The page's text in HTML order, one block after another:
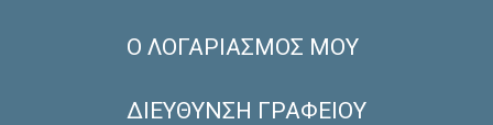
Ο ΛΟΓΑΡΙΑΣΜΌΣ ΜΟΥ
ΔΙΕΎΘΥΝΣΗ ΓΡΑΦΕΊΟΥ